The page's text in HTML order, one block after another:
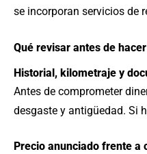
se incorporan servicios de
Qué revisar antes de
Historial, kilometraje y
Antes de comprometer
desgaste y antigüedad. Si
Precio anunciado frente a